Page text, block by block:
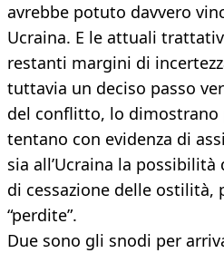
avrebbe potuto davvero
Ucraina. E le attuali
restanti margini di
tuttavia un deciso passo
del conflitto, lo dimostrano
tentano con evidenza di
sia all’Ucraina la
di cessazione delle ostilità,
“perdite”.
Due sono gli snodi per